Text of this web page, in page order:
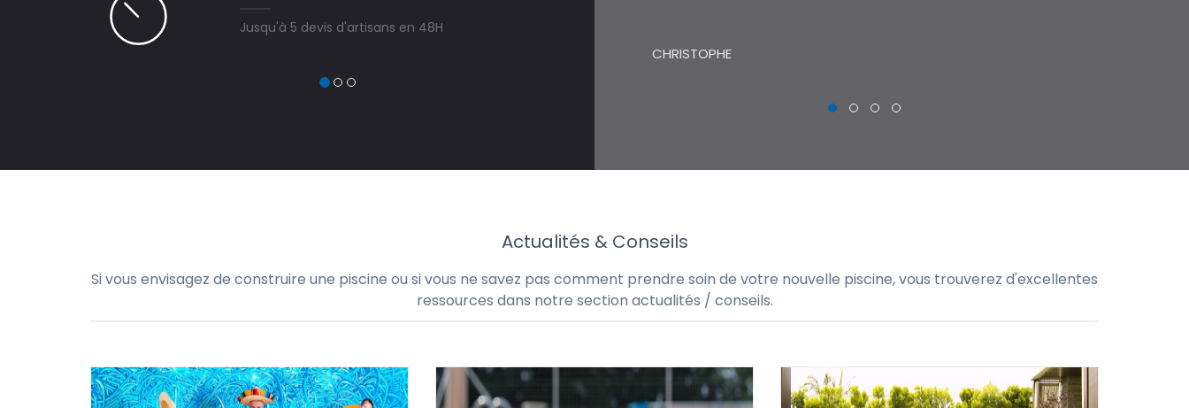
Jusqu'à 5 devis d'artisans en 48H
CHRISTOPHE
Actualités & Conseils
Si vous envisagez de construire une piscine ou si vous ne savez pas comment prendre soin de votre nouvelle piscine, vous trouverez d'excellentes
ressources dans notre section actualités / conseils.